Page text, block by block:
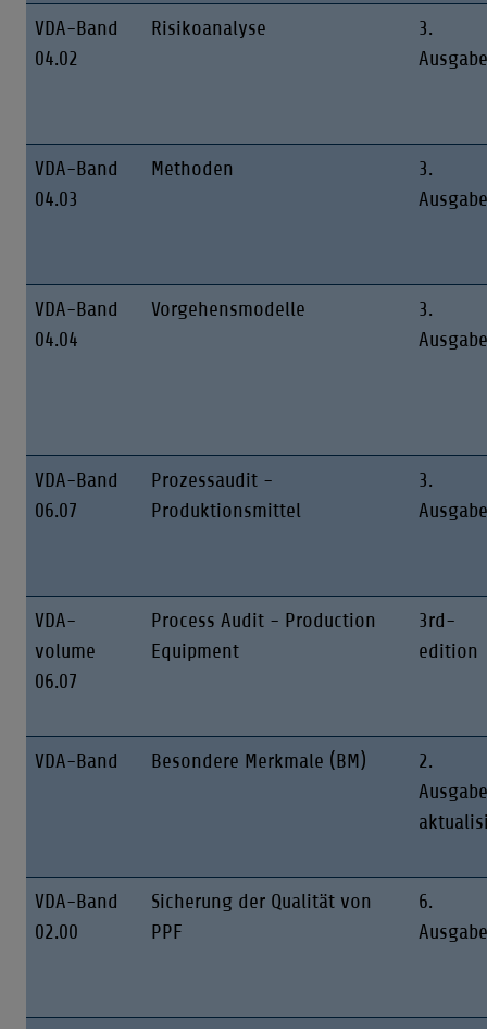
VDA-Band
04.02
Risikoanalyse
3.
Ausgabe
VDA-Band
04.03
Methoden
3.
Ausgabe
VDA-Band
04.04
Vorgehensmodelle
3.
Ausgabe
VDA-Band
06.07
Prozessaudit -
Produktionsmittel
3.
Ausgabe
VDA-
volume
06.07
Process Audit - Production
Equipment
3rd-
edition
VDA-Band Besondere Merkmale (BM)
2.
Ausgabe
VDA-Band
02.00
Sicherung der Qualität von
PPF
6.
Ausgabe